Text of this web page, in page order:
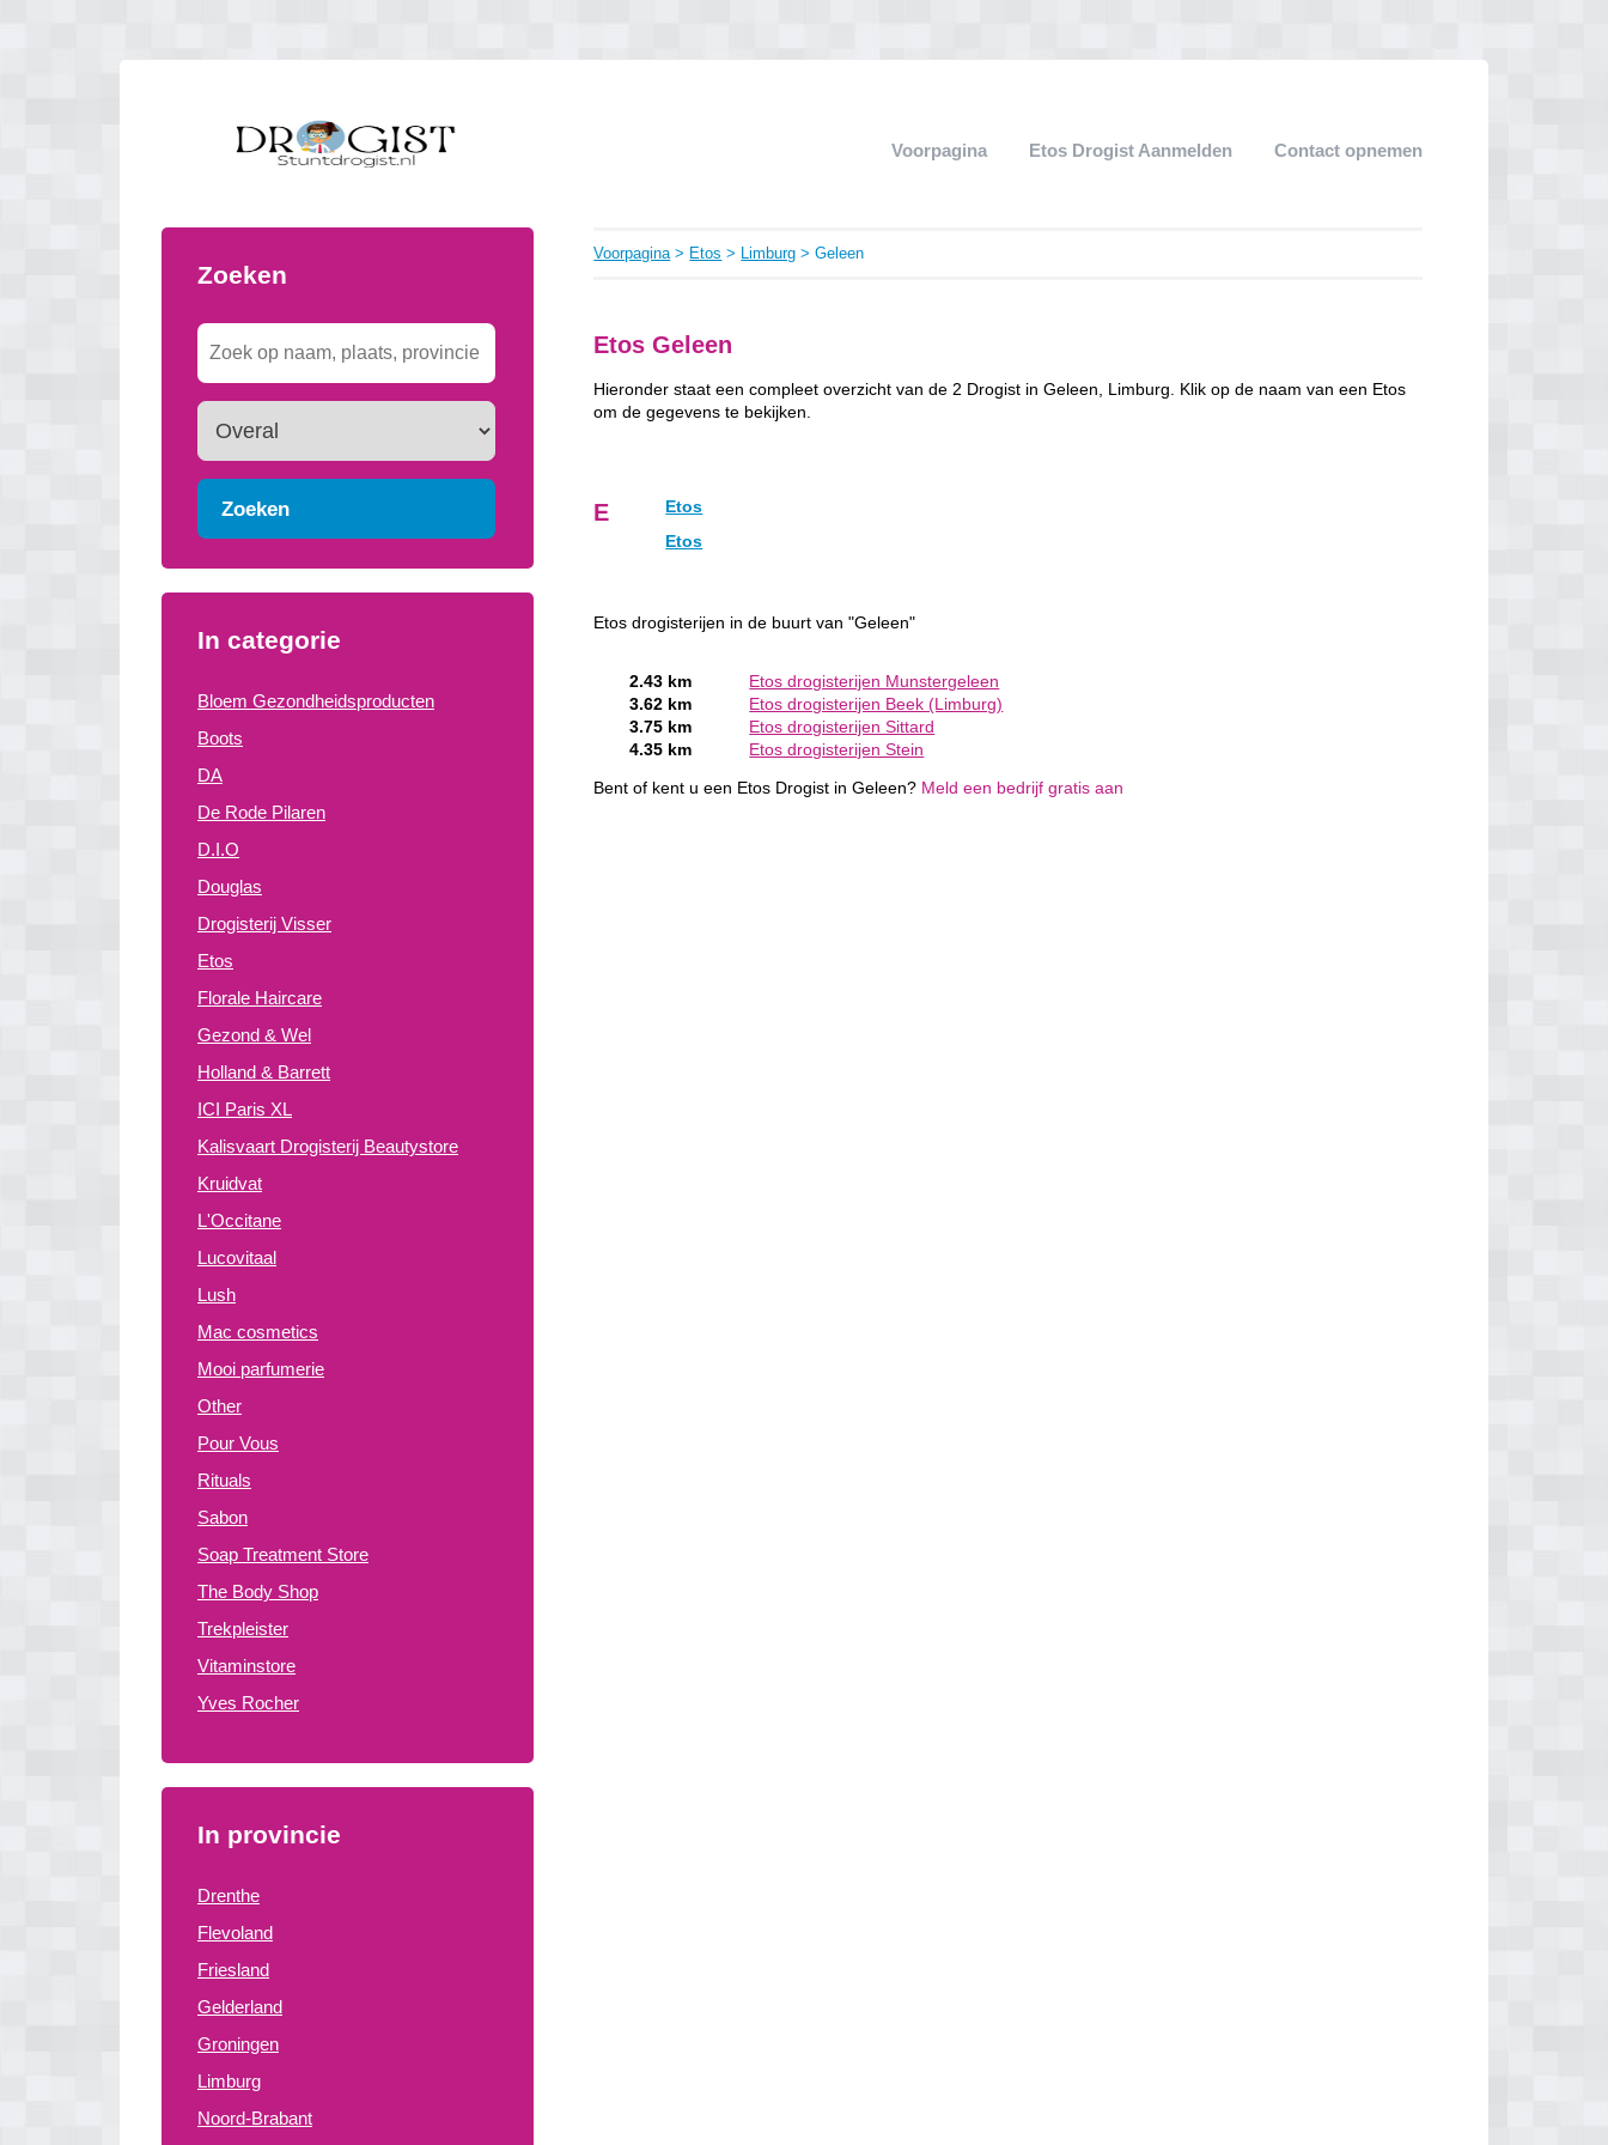
Voorpagina Etos Drogist Aanmelden Contact opnemen
Zoeken
Zoeken
In categorie
Bloem Gezondheidsproducten
Boots
DA
De Rode Pilaren
D.I.O
Douglas
Drogisterij Visser
Etos
Florale Haircare
Gezond & Wel
Holland & Barrett
ICI Paris XL
Kalisvaart Drogisterij Beautystore
Kruidvat
L'Occitane
Lucovitaal
Lush
Mac cosmetics
Mooi parfumerie
Other
Pour Vous
Rituals
Sabon
Soap Treatment Store
The Body Shop
Trekpleister
Vitaminstore
Yves Rocher
In provincie
Drenthe
Flevoland
Friesland
Gelderland
Groningen
Limburg
Noord-Brabant
Voorpagina> Etos > Limburg > Geleen
Etos Geleen
Hieronder staat een compleet overzicht van de 2 Drogist in Geleen, Limburg. Klik op de naam van een Etos
om de gegevens te bekijken.
E
Etos
Etos
Etos drogisterijen in de buurt van "Geleen"
2.43 km
Etos drogisterijen Munstergeleen
3.62 km
Etos drogisterijen Beek (Limburg)
3.75 km
Etos drogisterijen Sittard
4.35 km
Etos drogisterijen Stein
Bent of kent u een Etos Drogist in Geleen? Meld een bedrijf gratis aan